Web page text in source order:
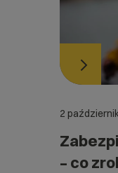
2
– co